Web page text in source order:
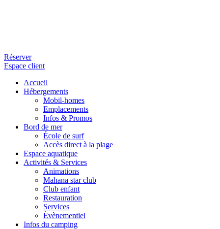
Réserver
Espace client
Accueil
Hébergements
Mobil-homes
Emplacements
Infos & Promos
Bord de mer
École de surf
Accès direct à la plage
Espace aquatique
Activités & Services
Animations
Mahana star club
Club enfant
Restauration
Services
Évènementiel
Infos du camping